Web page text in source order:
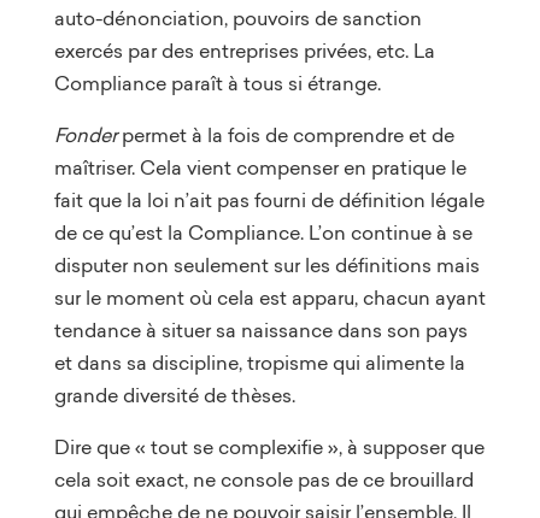
auto-dénonciation, pouvoirs de sanction
exercés par des entreprises privées, etc. La
Compliance paraît à tous si étrange.
Fonderpermet à la fois de comprendre et de
maîtriser. Cela vient compenser en pratique le
fait que la loi n’ait pas fourni de définition légale
de ce qu’est la Compliance. L’on continue à se
disputer non seulement sur les définitions mais
sur le moment où cela est apparu, chacun ayant
tendance à situer sa naissance dans son pays
et dans sa discipline, tropisme qui alimente la
grande diversité de thèses.
Dire que « tout se complexifie », à supposer que
cela soit exact, ne console pas de ce brouillard
qui empêche de ne pouvoir saisir l’ensemble. Il